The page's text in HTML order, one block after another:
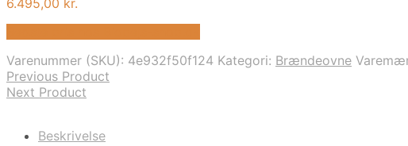
Varenummer (SKU): 4e932f50f124 Kategori: Brændeovne
Previous Product
Next Product
Beskrivelse